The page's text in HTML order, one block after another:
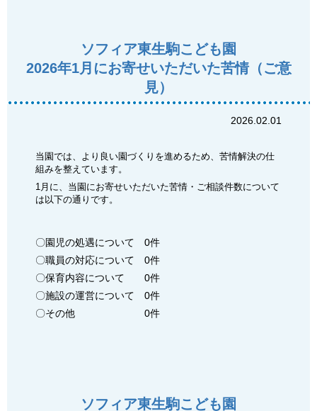
ソフィア東生駒こども園
2026年1月にお寄せいただいた苦情（ご意
見）
2026.02.01
当園では、より良い園づくりを進めるため、苦情解決の仕
組みを整えています。
1月に、当園にお寄せいただいた苦情・ご相談件数について
は以下の通りです。
〇園児の処遇について 0件
〇職員の対応について 0件
〇保育内容について 0件
〇施設の運営について 0件
〇その他 0件
ソフィア東生駒こども園